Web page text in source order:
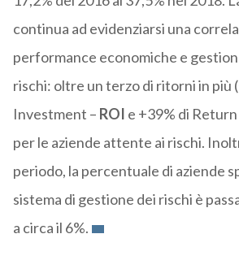
continua ad evidenziarsi una
performance economiche e
rischi: oltre un terzo di ritorni in più
Investment – ROI e +39% di
per le aziende attente ai rischi.
periodo, la percentuale di aziende
sistema di gestione dei rischi è
a circa il 6%.